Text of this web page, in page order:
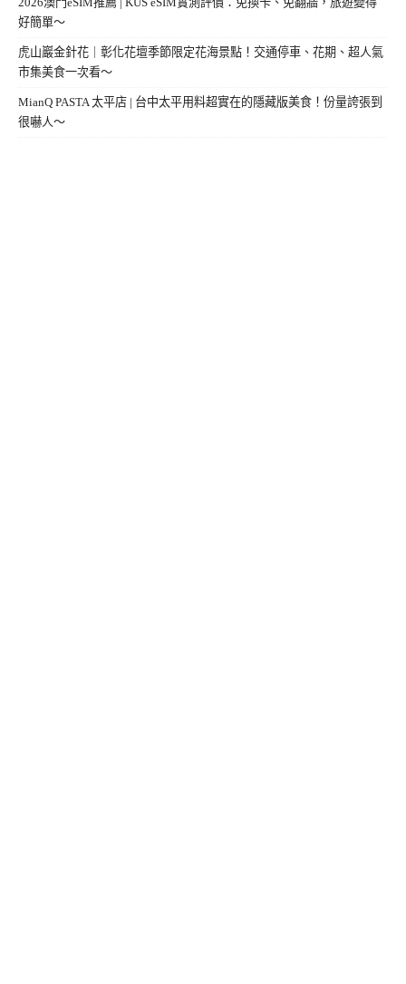
好簡單～
虎山巖金針花｜彰化花壇季節限定花海景點！交通停車、花期、超人氣
市集美食一次看～
MianQ PASTA 太平店 | 台中太平用料超實在的隱藏版美食！份量誇張到
很嚇人～